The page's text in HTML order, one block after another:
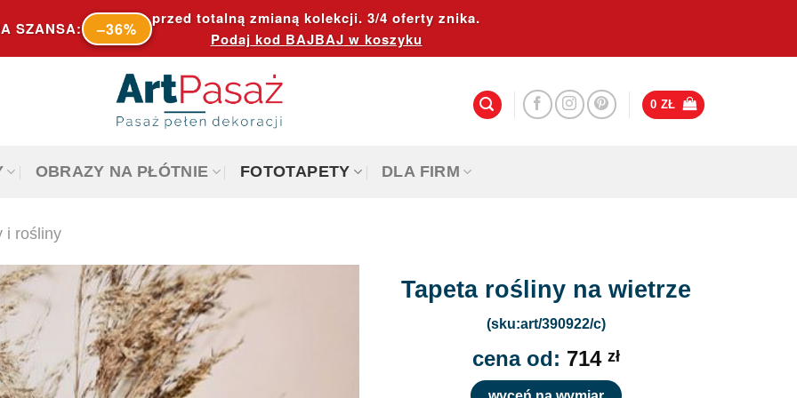
SZANSA: –36%
przed totalną zmianą kolekcji. 3/4 oferty znika.
Podaj kod BAJBAJ w koszyku
0 ZŁ
OBRAZY NA PŁÓTNIE FOTOTAPETY DLA FIRM
i rośliny
Tapeta rośliny na wietrze
(sku:art/390922/c)
cena od: 714 zł